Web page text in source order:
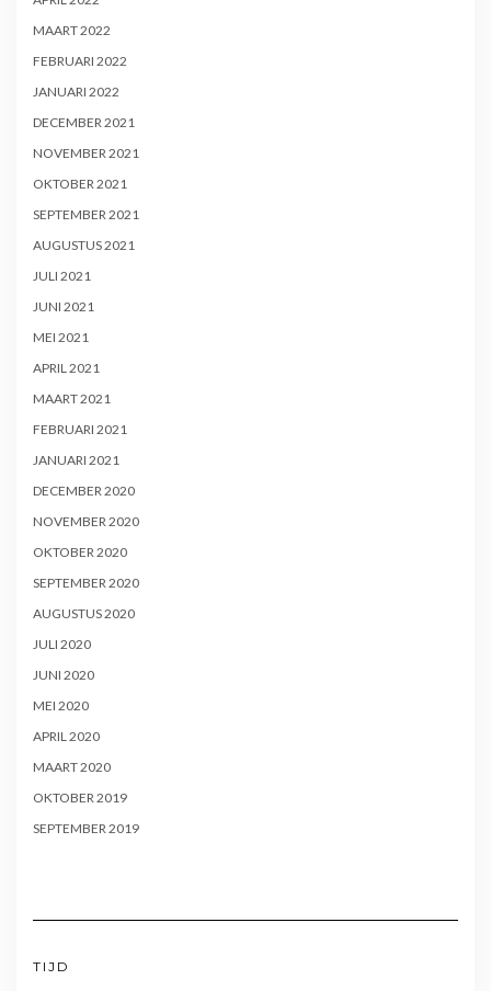
MAART 2022
FEBRUARI 2022
JANUARI 2022
DECEMBER 2021
NOVEMBER 2021
OKTOBER 2021
SEPTEMBER 2021
AUGUSTUS 2021
JULI 2021
JUNI 2021
MEI 2021
APRIL 2021
MAART 2021
FEBRUARI 2021
JANUARI 2021
DECEMBER 2020
NOVEMBER 2020
OKTOBER 2020
SEPTEMBER 2020
AUGUSTUS 2020
JULI 2020
JUNI 2020
MEI 2020
APRIL 2020
MAART 2020
OKTOBER 2019
SEPTEMBER 2019
TIJD